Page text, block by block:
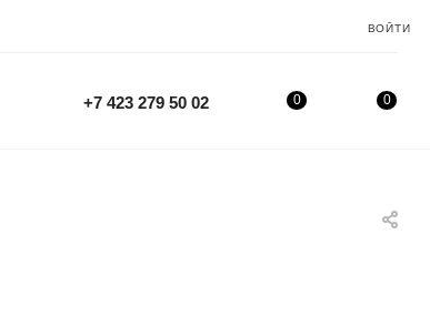
ВОЙТИ
+7 423 279 50 02 0
0